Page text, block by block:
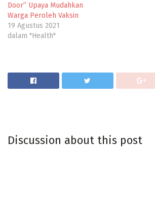
Door” Upaya Mudahkan
Warga Peroleh Vaksin
19 Agustus 2021
dalam "Health"
Discussion about this post